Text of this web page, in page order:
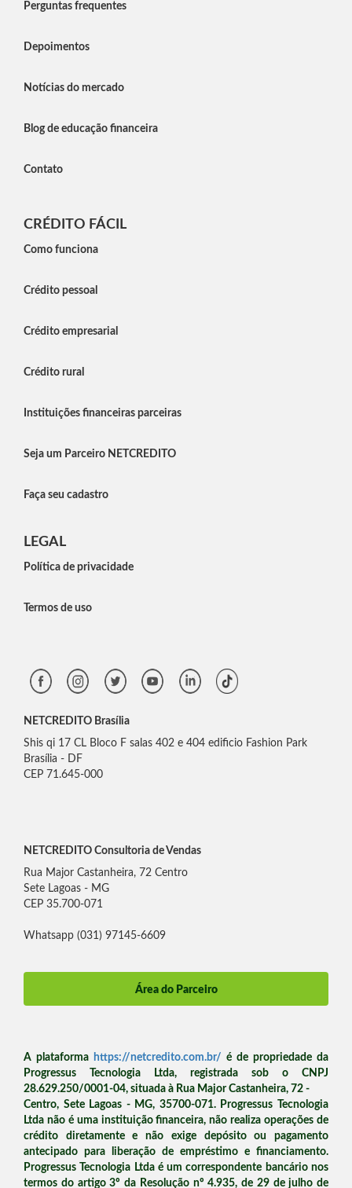
Perguntas frequentes
Depoimentos
Notícias do mercado
Blog de educação financeira
Contato
CRÉDITO FÁCIL
Como funciona
Crédito pessoal
Crédito empresarial
Crédito rural
Instituições financeiras parceiras
Seja um Parceiro NETCREDITO
Faça seu cadastro
LEGAL
Política de privacidade
Termos de uso
NETCREDITO Brasília
Shis qi 17 CL Bloco F salas 402 e 404 edificio Fashion Park
Brasília - DF
CEP 71.645-000
NETCREDITO Consultoria de Vendas
Rua Major Castanheira, 72 Centro
Sete Lagoas - MG
CEP 35.700-071
Whatsapp (031) 97145-6609
Área do Parceiro
A plataforma https://netcredito.com.br/ é de propriedade da
Progressus Tecnologia Ltda, registrada sob o CNPJ
28.629.250/0001-04, situada à Rua Major Castanheira, 72 -
Centro, Sete Lagoas - MG, 35700-071. Progressus Tecnologia
Ltda não é uma instituição financeira, não realiza operações de
crédito diretamente e não exige depósito ou pagamento
antecipado para liberação de empréstimo e financiamento.
Progressus Tecnologia Ltda é um correspondente bancário nos
termos do artigo 3º da Resolução nº 4.935, de 29 de julho de